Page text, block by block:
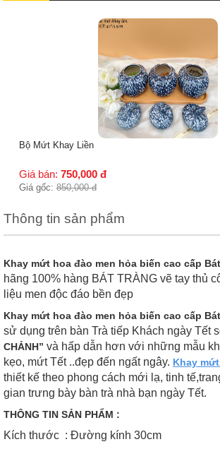
Bộ Mứt Khay Liền
Giá bán: 750,000 đ
Giá gốc: 850,000 đ
Thông tin sản phẩm
Khay mứt hoa đào men hỏa biến cao cấp
hãng 100% hàng BÁT TRÀNG vẽ tay thủ
liệu men độc đáo bền đẹp
Khay mứt hoa đào men hỏa biến cao cấp
sử dụng trên bàn Trà tiếp Khách ngày Tết
CHẢNH” và hấp dẫn hơn với những mẫu
kẹo, mứt Tết ..đẹp đến ngất ngây. Khay
thiết kế theo phong cách mới lạ, tinh
gian trưng bày bàn trà nhà bạn ngày Tết.
THÔNG TIN SẢN PHẨM :
Kích thước : Đường kính 30cm